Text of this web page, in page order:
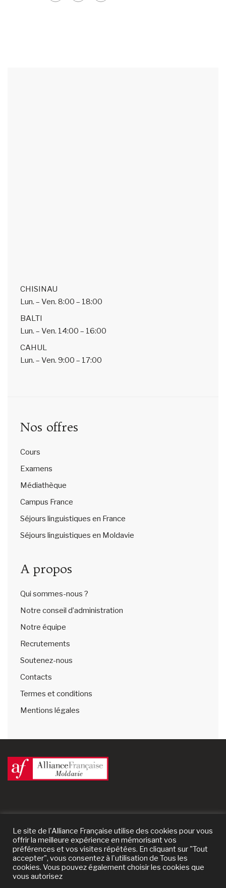
CHISINAU
Lun. – Ven. 8:00 – 18:00
BALTI
Lun. – Ven. 14:00 – 16:00
CAHUL
Lun. – Ven. 9:00 – 17:00
Nos offres
Cours
Examens
Médiathèque
Campus France
Séjours linguistiques en France
Séjours linguistiques en Moldavie
A propos
Qui sommes-nous ?
Notre conseil d’administration
Notre équipe
Recrutements
Soutenez-nous
Contacts
Termes et conditions
Mentions légales
Le site de l'Alliance Française utilise des cookies pour vous
offrir la meilleure expérience en mémorisant vos
préférences et vos visites répétées. En cliquant sur "Tout
accepter", vous consentez à l'utilisation de Tous les
cookies. Vous pouvez également choisir les cookies que
vous autorisez